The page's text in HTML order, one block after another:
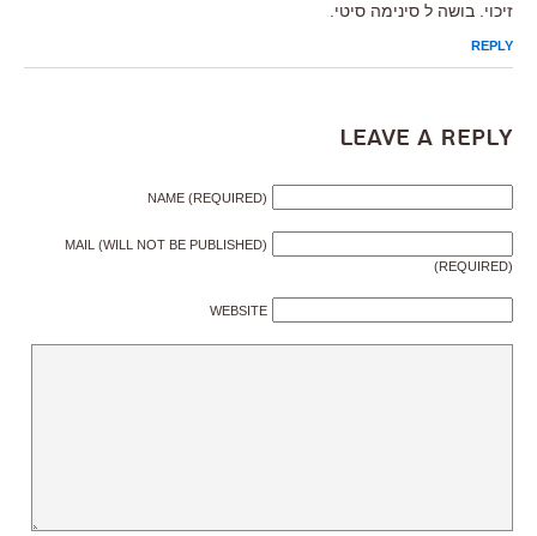
זיכוי. בושה ל סינימה סיטי.
REPLY
Leave a Reply
NAME (REQUIRED)
MAIL (WILL NOT BE PUBLISHED)
(REQUIRED)
WEBSITE